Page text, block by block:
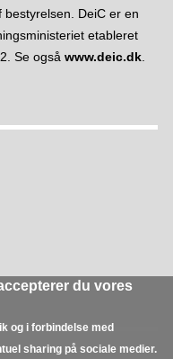
DeiC er en
etableret
Se også www.deic.dk.
du vores
og i forbindelse med
sharing på sociale medier.